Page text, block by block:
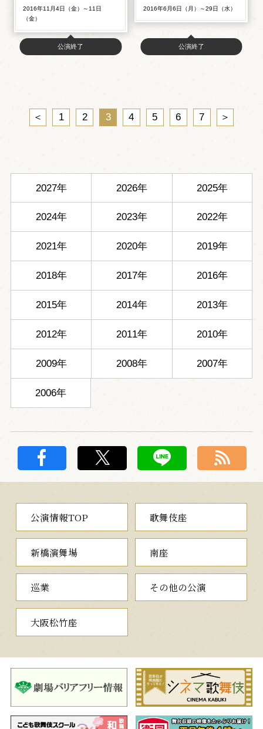
2016年11月4日（金）～11日
（金）
公演終了
2016年6月6日（月）～29日（水）
公演終了
＜ 1 2 3 4 5 6 7 ＞
2027年 2026年 2025年
2024年 2023年 2022年
2021年 2020年 2019年
2018年 2017年 2016年
2015年 2014年 2013年
2012年 2011年 2010年
2009年 2008年 2007年
2006年
公演情報TOP 歌舞伎座
新橋演舞場 南座
巡業 その他の公演
大阪松竹座